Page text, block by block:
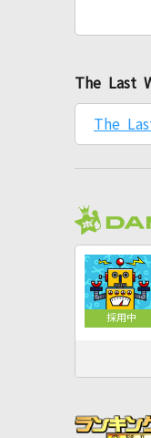
The Last
The